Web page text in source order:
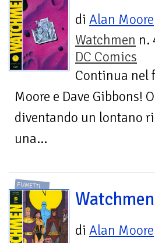
di Alan Moore
Watchmen n.
DC Comics
Continua nel
Moore e Dave Gibbons!
diventando un lontano
una...
FUMETTI
di Alan Moore